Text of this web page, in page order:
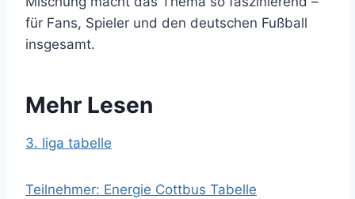
für Fans, Spieler und den deutschen Fußball
insgesamt.
Mehr Lesen
3. liga tabelle
Teilnehmer: Energie Cottbus Tabelle